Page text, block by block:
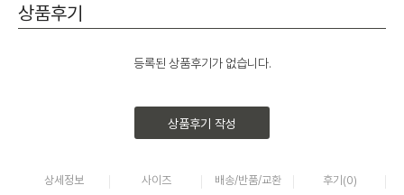
상품후기
등록된 상품후기가 없습니다.
상품후기 작성
상세정보 사이즈 배송/반품/교환 후기(0)